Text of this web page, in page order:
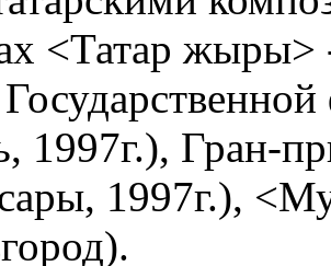
<Татар жыры>
1997г.), Гран-
1997г.),